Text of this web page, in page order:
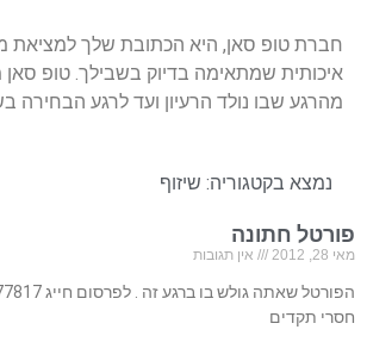
חברת טופ סאן, היא הכתובת שלך למציאת
איכותית שמתאימה בדיוק בשבילך. טופ סאן
מהרגע שבו נולד הרעיון ועד לרגע הבחירה
נמצא בקטגוריה: שיזוף
פורטל חתונה
מאי 28, 2012 אין תגובות
חסרי תקדים